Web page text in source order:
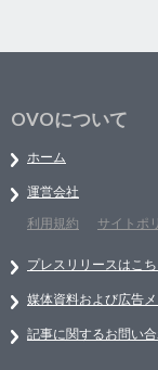
OVOについて
ホーム
運営会社
利用規約
サイトポ
プレスリリースはこ
媒体資料および広告
記事に関するお問い